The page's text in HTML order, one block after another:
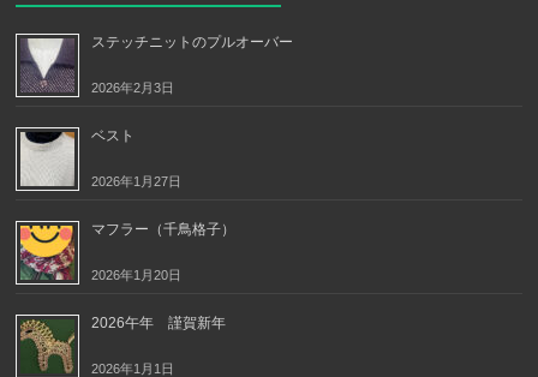
ステッチニットのプルオーバー
2026年2月3日
ベスト
2026年1月27日
マフラー（千鳥格子）
2026年1月20日
2026午年 謹賀新年
2026年1月1日